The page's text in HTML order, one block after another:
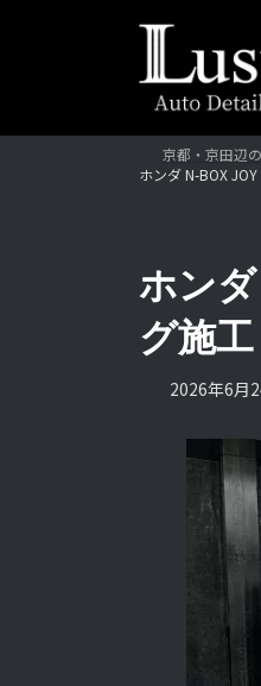
京都・京田辺
ホンダ N-BOX
ホン
グ施
2026年6月